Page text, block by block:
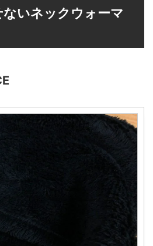
いネックウォーマ